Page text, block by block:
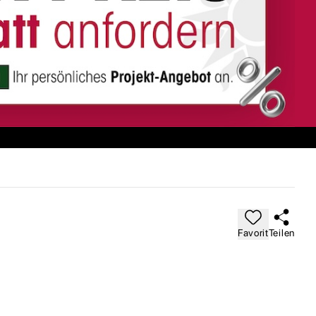
FavoritTeilen